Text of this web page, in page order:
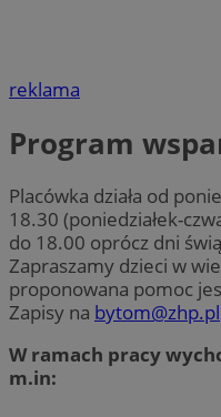
reklama
Program
Placówka działa od
18.30 (poniedziałek-
do 18.00 oprócz dni
Zapraszamy dzieci w
proponowana pomoc
Zapisy na bytom@zhp.pl
W ramach pracy
m.in: